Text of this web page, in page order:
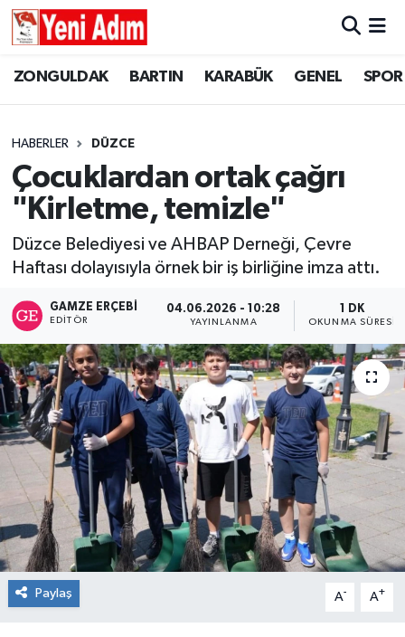
ZONGULDAK BARTIN KARABÜK GENEL SPOR
HABERLER DÜZCE
Çocuklardan ortak çağrı
"Kirletme, temizle"
Düzce Belediyesi ve AHBAP Derneği, Çevre
Haftası dolayısıyla örnek bir iş birliğine imza attı.
GAMZE ERÇEBI
EDITÖR
04.06.2026 - 10:28
YAYINLANMA
1 DK
OKUNMA SÜRESI
Paylaş A- A+
ZONGULDAK
GÜNCEL
SİYASET
RESMİ İLAN
ZONGULDAK
GENEL
SPOR
SİYASET
SAĞLIK
GÜNCEL
RESMİ İLAN
Künye
Zonguldak Hava Durumu
Tüm Manşetler
Son Dakika Haberleri
Haber Arşivi